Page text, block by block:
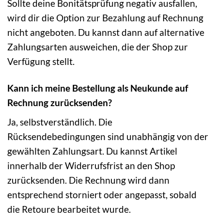
Sollte deine Bonitätsprüfung negativ ausfallen,
wird dir die Option zur Bezahlung auf Rechnung
nicht angeboten. Du kannst dann auf alternative
Zahlungsarten ausweichen, die der Shop zur
Verfügung stellt.
Kann ich meine Bestellung als Neukunde auf
Rechnung zurücksenden?
Ja, selbstverständlich. Die
Rücksendebedingungen sind unabhängig von der
gewählten Zahlungsart. Du kannst Artikel
innerhalb der Widerrufsfrist an den Shop
zurücksenden. Die Rechnung wird dann
entsprechend storniert oder angepasst, sobald
die Retoure bearbeitet wurde.